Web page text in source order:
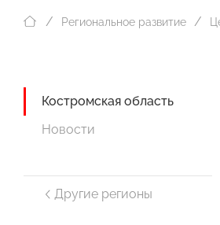
Региональное развитие
Костромская область
Новости
Другие регионы